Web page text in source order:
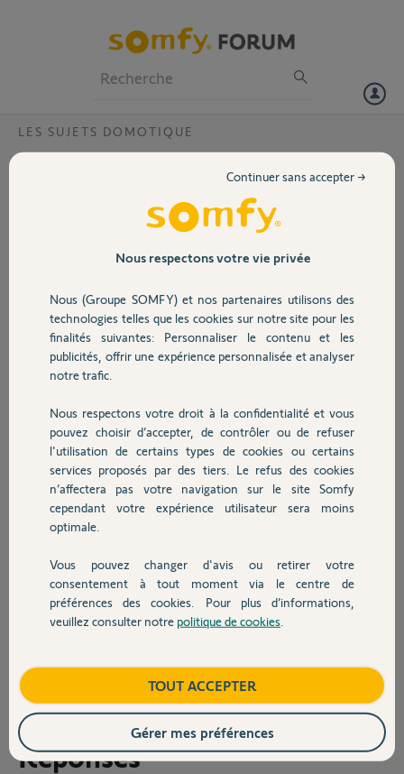
Volet
Sécurité
Domotique
Chauffage
Autres produits
Devis avec un pro
Contact
LES SUJETS DOMOTIQUE
Je possède une serrure Somfy Door Keeper actuellement en firmware
EverLock : elle est activée mais ne fonctionne pas. La porte ne se
verrouille pas automatiquement lorsqu’elle est fermé
vérifier si une mise à jour du firmware est disponible ;
déclencher la mise à jour à distance si nécessaire.
Produit : Somfy Door Keeper
Version actuelle : 4.0.0
Dysfonctionnement : EverLock ne fonctionne pas
Adresse MAC de la serrure : 4CC206601E82
plus récente disponible pour mon équipement.
Cordialement,
Participer au fil de discussion
Réponses
Nous respectons votre vie privée
Nous (Groupe SOMFY) et nos partenaires utilisons des
technologies telles que les cookies sur notre site pour les
finalités suivantes: Personnaliser le contenu et les
publicités, offrir une expérience personnalisée et analyser
notre trafic.
Nous respectons votre droit à la confidentialité et vous
pouvez choisir d’accepter, de contrôler ou de refuser
l'utilisation de certains types de cookies ou certains
services proposés par des tiers. Le refus des cookies
n’affectera pas votre navigation sur le site Somfy
cependant votre expérience utilisateur sera moins
optimale.
Vous pouvez changer d'avis ou retirer votre
consentement à tout moment via le centre de
préférences des cookies. Pour plus d’informations,
veuillez consulter notre politique de cookies
Continuer sans accepter →
TOUT ACCEPTER
Gérer mes préférences